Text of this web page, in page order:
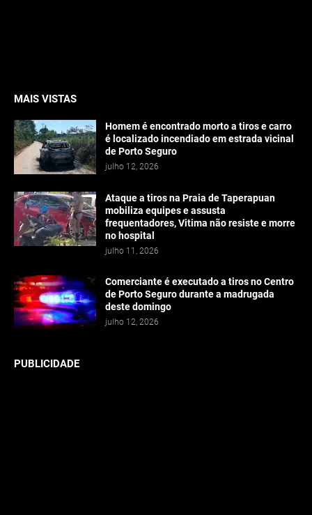
MAIS VISTAS
Homem é encontrado morto a tiros e carro
é localizado incendiado em estrada vicinal
de Porto Seguro
julho 12, 2026
Ataque a tiros na Praia de Taperapuan
mobiliza equipes e assusta
frequentadores, Vitima não resiste e morre
no hospital
julho 11, 2026
Comerciante é executado a tiros no Centro
de Porto Seguro durante a madrugada
deste domingo
julho 12, 2026
PUBLICIDADE